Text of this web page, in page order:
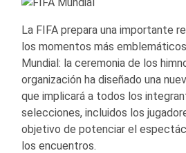
La FIFA prepara una importante
los momentos más
Mundial: la ceremonia de los
organización ha diseñado una
que implicará a todos los
selecciones, incluidos los
objetivo de potenciar el
los encuentros.